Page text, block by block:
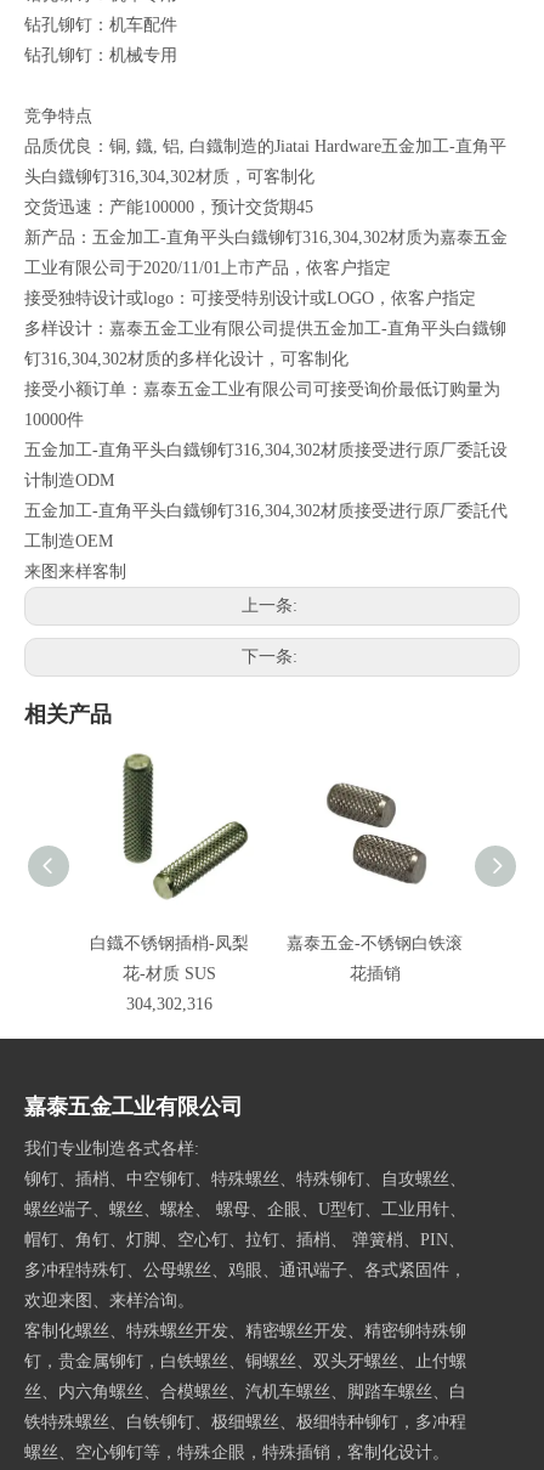
钻孔铆钉：机车配件
钻孔铆钉：机械专用
竞争特点
品质优良：铜, 鐡, 铝, 白鐡制造的Jiatai Hardware五金加工-直角平
头白鐡铆钉316,304,302材质，可客制化
交货迅速：产能100000，预计交货期45
新产品：五金加工-直角平头白鐡铆钉316,304,302材质为嘉泰五金
工业有限公司于2020/11/01上市产品，依客户指定
接受独特设计或logo：可接受特别设计或LOGO，依客户指定
多样设计：嘉泰五金工业有限公司提供五金加工-直角平头白鐡铆
钉316,304,302材质的多样化设计，可客制化
接受小额订单：嘉泰五金工业有限公司可接受询价最低订购量为
10000件
五金加工-直角平头白鐡铆钉316,304,302材质接受进行原厂委託设
计制造ODM
五金加工-直角平头白鐡铆钉316,304,302材质接受进行原厂委託代
工制造OEM
来图来样客制
上一条:
下一条:
相关产品
白鐡不锈钢插梢-凤梨
花-材质 SUS
304,302,316
嘉泰五金-不锈钢白铁滚
花插销
嘉泰五金工业有限公司
我们专业制造各式各样:
铆钉、插梢、中空铆钉、特殊螺丝、特殊铆钉、自攻螺丝、
螺丝端子、螺丝、螺栓、 螺母、企眼、U型钉、工业用针、
帽钉、角钉、灯脚、空心钉、拉钉、插梢、 弹簧梢、PIN、
多冲程特殊钉、公母螺丝、鸡眼、通讯端子、各式紧固件，
欢迎来图、来样洽询。
客制化螺丝、特殊螺丝开发、精密螺丝开发、精密铆特殊铆
钉，贵金属铆钉，白铁螺丝、铜螺丝、双头牙螺丝、止付螺
丝、内六角螺丝、合模螺丝、汽机车螺丝、脚踏车螺丝、白
铁特殊螺丝、白铁铆钉、极细螺丝、极细特种铆钉，多冲程
螺丝、空心铆钉等，特殊企眼，特殊插销，客制化设计。